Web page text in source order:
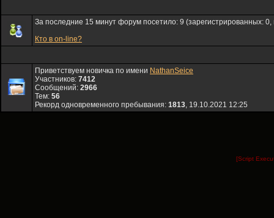
За последние 15 минут форум посетило: 9 (зарегистрированных: 0,
Кто в on-line?
Приветствуем новичка по имени NathanSeice
Участников: 7412
Сообщений: 2966
Тем: 56
Рекорд одновременного пребывания: 1813, 19.10.2021 12:25
[Script